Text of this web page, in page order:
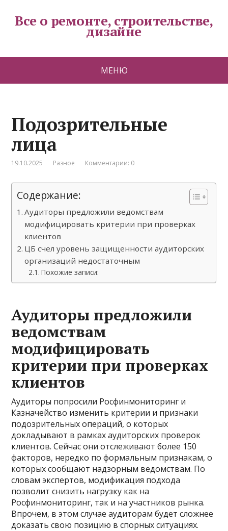
Все о ремонте, строительстве,
дизайне
МЕНЮ
Подозрительные
лица
19.10.2025 Разное Комментарии: 0
Содержание:
Аудиторы предложили ведомствам
модифицировать критерии при проверках
клиентов
ЦБ счел уровень защищенности аудиторских
организаций недостаточным
Похожие записи:
Аудиторы предложили
ведомствам
модифицировать
критерии при проверках
клиентов
Аудиторы попросили Росфинмониторинг и
Казначейство изменить критерии и признаки
подозрительных операций, о которых
докладывают в рамках аудиторских проверок
клиентов. Сейчас они отслеживают более 150
факторов, нередко по формальным признакам, о
которых сообщают надзорным ведомствам. По
словам экспертов, модификация подхода
позволит снизить нагрузку как на
Росфинмониторинг, так и на участников рынка.
Впрочем, в этом случае аудиторам будет сложнее
доказать свою позицию в спорных ситуациях.